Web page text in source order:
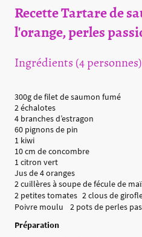
Recette Tartare de
l'orange, perles
Ingrédients (4 personnes)
300g de filet de saumon fumé
2 échalotes
4 branches d’estragon
60 pignons de pin
1 kiwi
10 cm de concombre
1 citron vert
Jus de 4 oranges
2 cuillères à soupe de fécule de
2 petites tomates 2 clous de
Poivre moulu 2 pots de perles
Préparation